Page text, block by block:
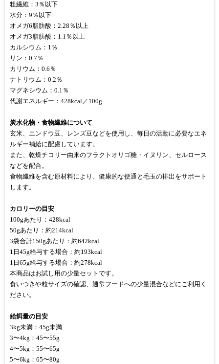
粗繊維：3％以下
水分：9％以下
オメガ6脂肪酸：2.28％以上
オメガ3脂肪酸：1.1％以上
カルシウム：1％
リン：0.7％
カリウム：0.6％
ナトリウム：0.2％
マグネシウム：0.1％
代謝エネルギー：428kcal／100g
炭水化物・食物繊維について
玄米、エンドウ豆、レンズ豆などを使用し、毎日の活動に必要なエネ
ルギー補給に配慮しています。
また、乾燥チコリー由来のフラクトオリゴ糖・イヌリン、セルロース
などを配合。
食物繊維を含む原材料により、健康的な便通と毛玉の排出をサポート
します。
カロリーの目安
100gあたり：428kcal
50gあたり：約214kcal
3袋合計150gあたり：約642kcal
1日45g給与する場合：約193kcal
1日65g給与する場合：約278kcal
本商品はお試し用の少量セットです。
食いつきや粒サイズの確認、通常フードへの少量混合などにご利用く
ださい。
給餌量の目安
3kg未満：45g未満
3〜4kg：45〜55g
4〜5kg：55〜65g
5〜6kg：65〜80g